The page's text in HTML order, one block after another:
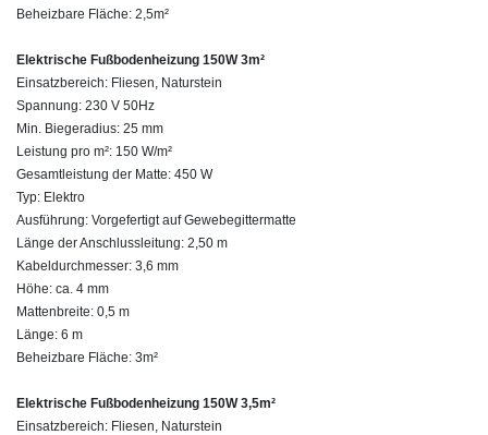
Beheizbare Fläche: 2,5m²
Elektrische Fußbodenheizung 150W 3m²
Einsatzbereich: Fliesen, Naturstein
Spannung: 230 V 50Hz
Min. Biegeradius: 25 mm
Leistung pro m²: 150 W/m²
Gesamtleistung der Matte: 450 W
Typ: Elektro
Ausführung: Vorgefertigt auf Gewebegittermatte
Länge der Anschlussleitung: 2,50 m
Kabeldurchmesser: 3,6 mm
Höhe: ca. 4 mm
Mattenbreite: 0,5 m
Länge: 6 m
Beheizbare Fläche: 3m²
Elektrische Fußbodenheizung 150W 3,5m²
Einsatzbereich: Fliesen, Naturstein